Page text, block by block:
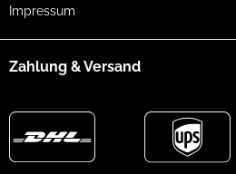
Impressum
Zahlung & Versand